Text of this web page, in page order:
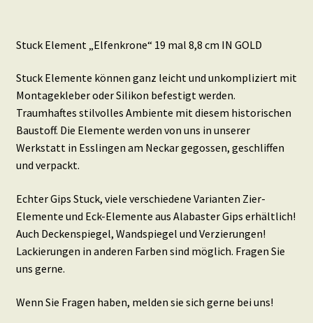
Stuck Element „Elfenkrone“ 19 mal 8,8 cm IN GOLD
Stuck Elemente können ganz leicht und unkompliziert mit
Montagekleber oder Silikon befestigt werden.
Traumhaftes stilvolles Ambiente mit diesem historischen
Baustoff. Die Elemente werden von uns in unserer
Werkstatt in Esslingen am Neckar gegossen, geschliffen
und verpackt.
Echter Gips Stuck, viele verschiedene Varianten Zier-
Elemente und Eck-Elemente aus Alabaster Gips erhältlich!
Auch Deckenspiegel, Wandspiegel und Verzierungen!
Lackierungen in anderen Farben sind möglich. Fragen Sie
uns gerne.
Wenn Sie Fragen haben, melden sie sich gerne bei uns!